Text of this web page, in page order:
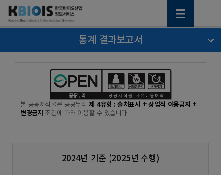
통계 결과보고서
본 공공저작물은 공공누리제 4유형 : 출처표시 + 상업적 이용금지 +
변경금지 조건에 따라 이용할 수 있습니다.
2024년 기준 (2025년 수행)